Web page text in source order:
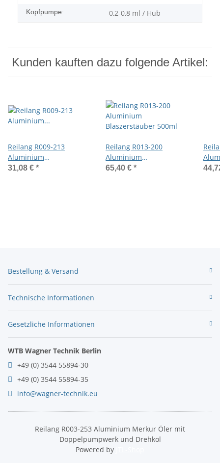
Kopfpumpe: 0,2-0,8 ml / Hub
Kunden kauften dazu folgende Artikel:
Reilang R009-213
Aluminium
Flüssigkeitszerstäuber
31,08 € *
Reilang R013-200
Aluminium
Blaszerstäuber 500ml
65,40 € *
mit
Bestellung & Versand
Technische Informationen
Gesetzliche Informationen
WTB Wagner Technik Berlin
+49 (0) 3544 55894-30
+49 (0) 3544 55894-35
info@wagner-technik.eu
Reilang R003-253 Aluminium Merkur Öler mit
Doppelpumpwerk und Drehkol
Powered by